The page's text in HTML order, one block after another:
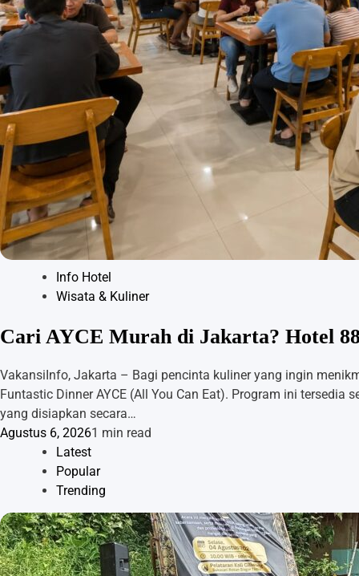
Info Hotel
Wisata & Kuliner
Cari AYCE Murah di Jakarta? Hotel
VakansiInfo, Jakarta – Bagi pencinta kuliner yang ingin
Funtastic Dinner AYCE (All You Can Eat). Program ini
yang disiapkan secara…
Agustus 6, 20261 min read
Latest
Popular
Trending